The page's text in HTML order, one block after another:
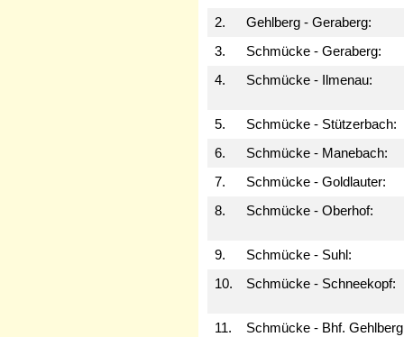
2.
Gehlberg - Geraberg:
3.
Schmücke - Geraberg:
4.
Schmücke - Ilmenau:
5. Schmücke - Stützerbach:
6.
Schmücke - Manebach:
7.
Schmücke - Goldlauter:
8.
Schmücke - Oberhof:
9. Schmücke - Suhl:
10.
Schmücke - Schneekopf:
11. Schmücke - Bhf. Gehlberg